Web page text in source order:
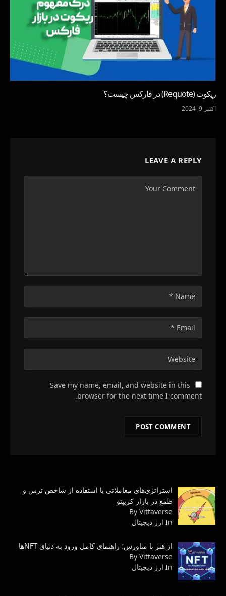
ریکوت (Requote) در فارکس چیست؟
اکتبر 9, 2024
LEAVE A REPLY
Save my name, email, and website in this
browser for the next time I comment.
استراتژی‌های معاملاتی با استفاده از شاخص ترس و
طمع در بازار کریپتو
By Vittaverse
In ارز دیجیتال
از هنر تا متاورس؛ راهنمای کامل ورود به دنیای NFTها
By Vittaverse
In ارز دیجیتال